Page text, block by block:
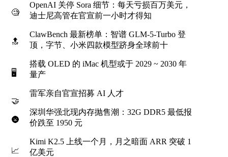
🧐
OpenAI 关停 Sora 细节：每天亏损百万美元，
迪士尼高管在官宣前一小时才得知
🔝
ClawBench 最新榜单：智谱 GLM-5-Turbo 登
顶，字节、小米四款模型跻身全球前十
🖥️
搭载 OLED 的 iMac 机型或于 2029 ~ 2030 年
量产
🤝
雷军亲自官宣招募 AI 人才
🌚
深圳华强北现内存抛售潮：32G DDR5 最低报
价跌至 1950 元
📈
Kimi K2.5 上线一个月，月之暗面 ARR 突破 1
亿美元